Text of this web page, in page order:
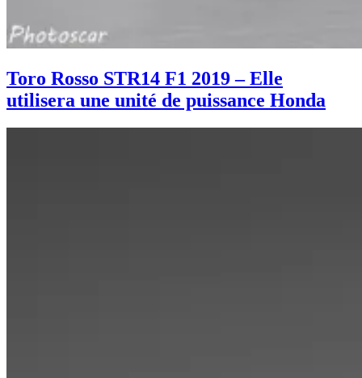
Toro Rosso STR14 F1 2019 – Elle
utilisera une unité de puissance Honda